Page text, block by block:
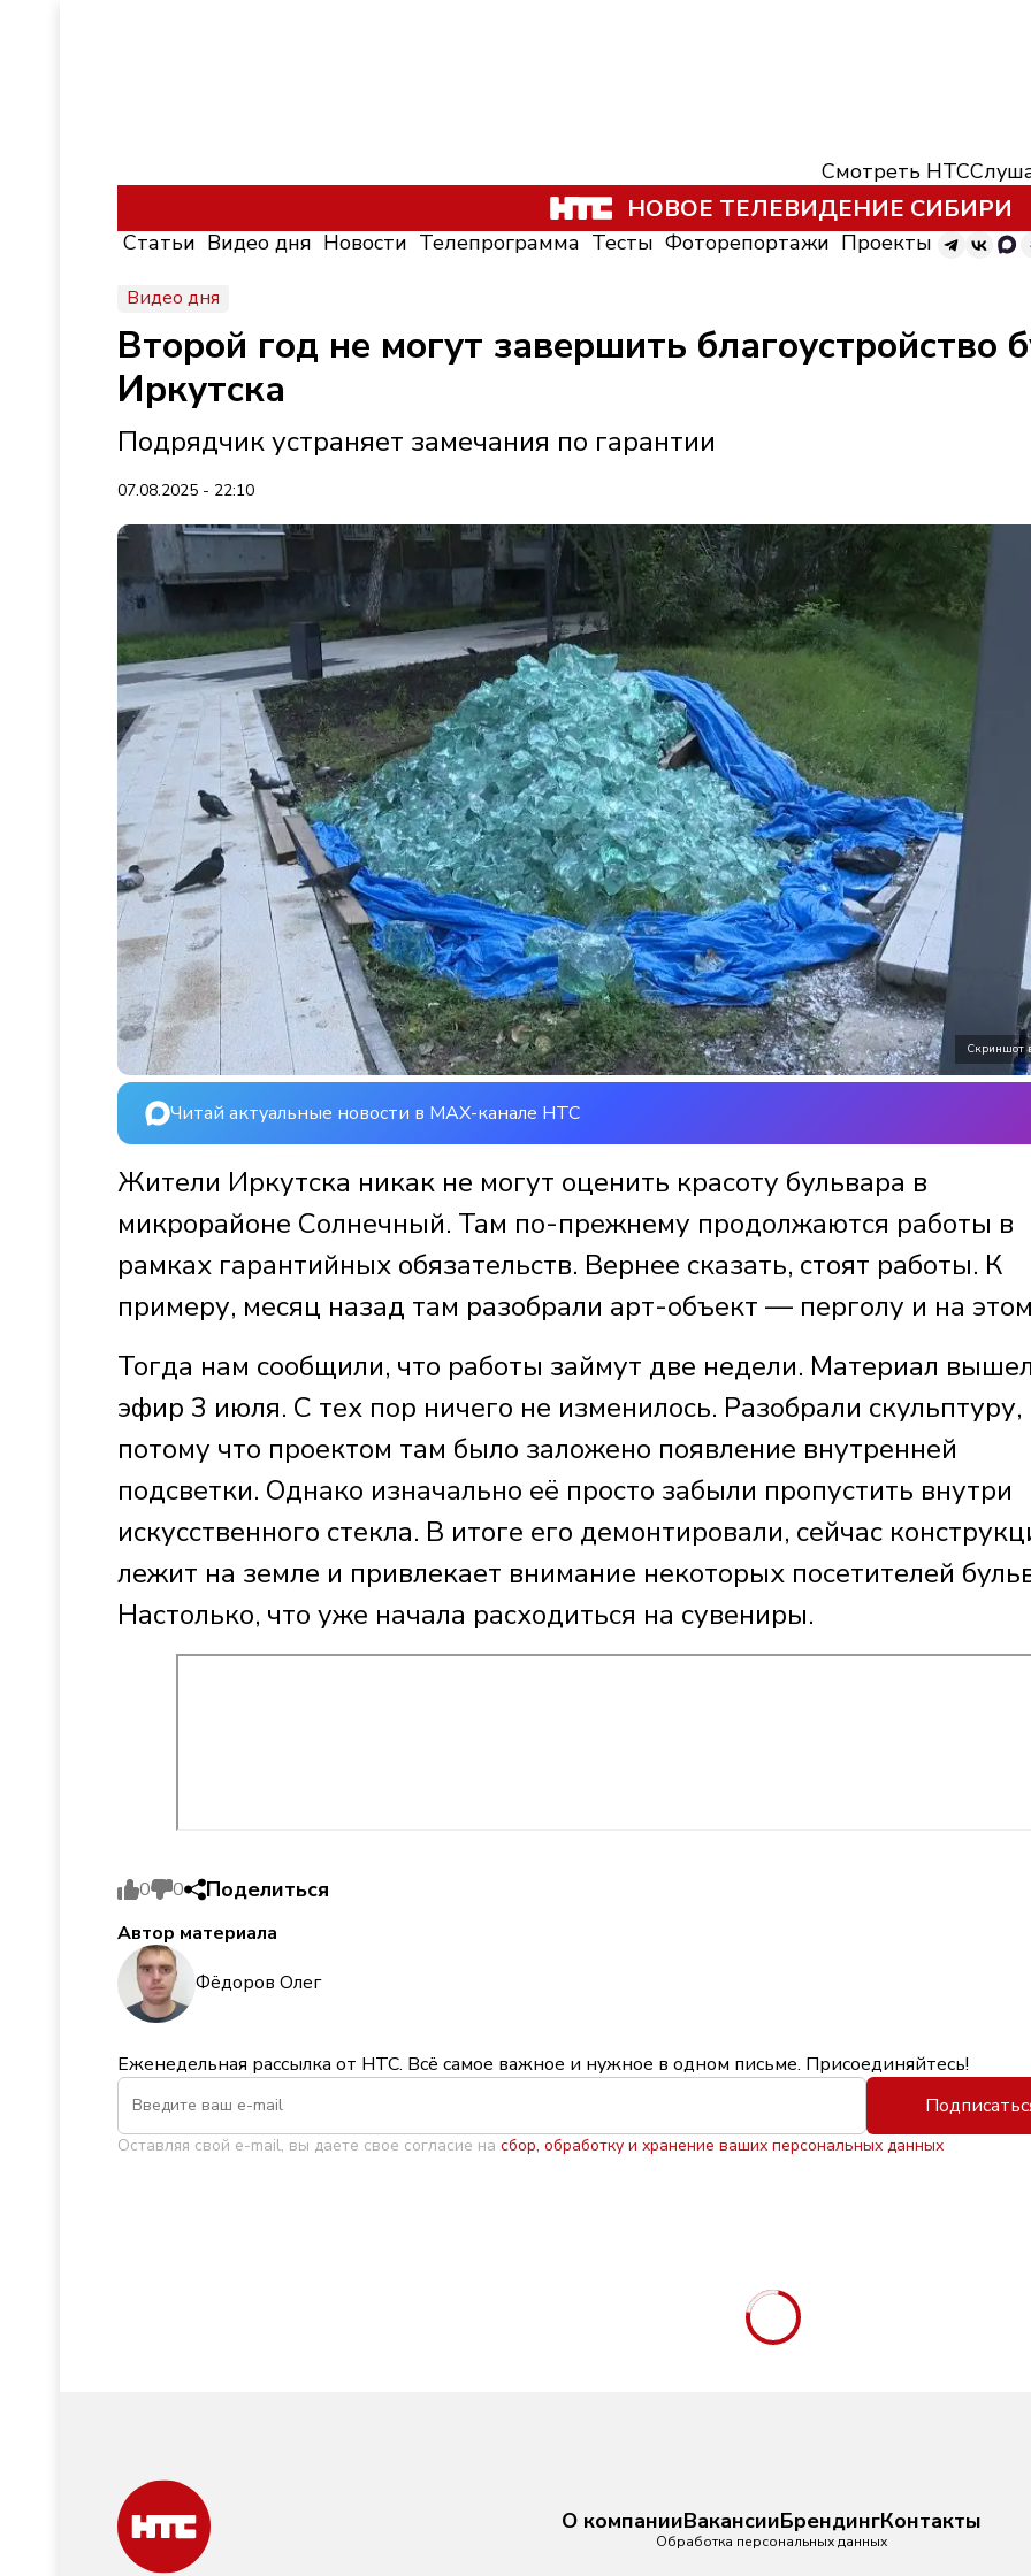
Смотреть НТС
НОВОЕ ТЕЛЕВИДЕНИЕ СИБИРИ
Статьи Видео дня Новости Телепрограмма Тесты Фоторепортажи Проекты
Видео дня
Второй год не могут завершить благоустройство
Иркутска
Подрядчик устраняет замечания по гарантии
07.08.2025 - 22:10
Скриншот
Читай актуальные новости в MAX-канале НТС
Жители Иркутска никак не могут оценить красоту бульвара в
микрорайоне Солнечный. Там по-прежнему продолжаются работы в
рамках гарантийных обязательств. Вернее сказать, стоят работы. К
примеру, месяц назад там разобрали арт-объект — перголу и на
Тогда нам сообщили, что работы займут две недели. Материал
эфир 3 июля. С тех пор ничего не изменилось. Разобрали скульптуру,
потому что проектом там было заложено появление внутренней
подсветки. Однако изначально её просто забыли пропустить внутри
искусственного стекла. В итоге его демонтировали, сейчас
лежит на земле и привлекает внимание некоторых посетителей
Настолько, что уже начала расходиться на сувениры.
0 0 Поделиться
Автор материала
Фёдоров Олег
Еженедельная рассылка от НТС. Всё самое важное и нужное в одном письме. Присоединяйтесь!
Оставляя свой e-mail, вы даете свое согласие на сбор, обработку и хранение ваших персональных данных
О компанииВакансииБрендингКонтакты
Обработка персональных данных